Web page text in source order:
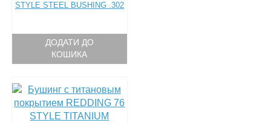
STYLE STEEL BUSHING .302
ДОДАТИ ДО
КОШИКА